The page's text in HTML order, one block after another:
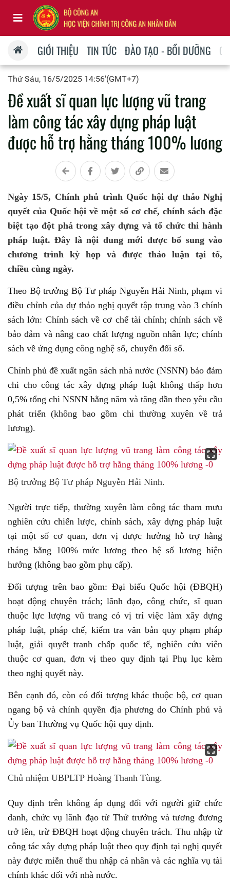
GIỚI THIỆU TIN TỨC ĐÀO TẠO - BỒI DƯỠNG
Thứ Sáu, 16/5/2025 14:56'(GMT+7)
Đề xuất sĩ quan lực lượng vũ trang
làm công tác xây dựng pháp luật
được hỗ trợ hằng tháng 100% lương
Ngày 15/5, Chính phủ trình Quốc hội dự thảo Nghị
quyết của Quốc hội về một số cơ chế, chính sách đặc
biệt tạo đột phá trong xây dựng và tổ chức thi hành
pháp luật. Đây là nội dung mới được bổ sung vào
chương trình kỳ họp và được thảo luận tại tổ,
chiều cùng ngày.
Theo Bộ trưởng Bộ Tư pháp Nguyễn Hải Ninh, phạm vi
điều chỉnh của dự thảo nghị quyết tập trung vào 3 chính
sách lớn: Chính sách về cơ chế tài chính; chính sách về
bảo đảm và nâng cao chất lượng nguồn nhân lực; chính
sách về ứng dụng công nghệ số, chuyển đổi số.
Chính phủ đề xuất ngân sách nhà nước (NSNN) bảo đảm
chi cho công tác xây dựng pháp luật không thấp hơn
0,5% tổng chi NSNN hằng năm và tăng dần theo yêu cầu
phát triển (không bao gồm chi thường xuyên về trả
lương).
Bộ trưởng Bộ Tư pháp Nguyễn Hải Ninh.
Người trực tiếp, thường xuyên làm công tác tham mưu
nghiên cứu chiến lược, chính sách, xây dựng pháp luật
tại một số cơ quan, đơn vị được hưởng hỗ trợ hằng
tháng bằng 100% mức lương theo hệ số lương hiện
hưởng (không bao gồm phụ cấp).
Đối tượng trên bao gồm: Đại biểu Quốc hội (ĐBQH)
hoạt động chuyên trách; lãnh đạo, công chức, sĩ quan
thuộc lực lượng vũ trang có vị trí việc làm xây dựng
pháp luật, pháp chế, kiểm tra văn bản quy phạm pháp
luật, giải quyết tranh chấp quốc tế, nghiên cứu viên
thuộc cơ quan, đơn vị theo quy định tại Phụ lục kèm
theo nghị quyết này.
Bên cạnh đó, còn có đối tượng khác thuộc bộ, cơ quan
ngang bộ và chính quyền địa phương do Chính phủ và
Ủy ban Thường vụ Quốc hội quy định.
Chủ nhiệm UBPLTP Hoàng Thanh Tùng.
Quy định trên không áp dụng đối với người giữ chức
danh, chức vụ lãnh đạo từ Thứ trưởng và tương đương
trở lên, trừ ĐBQH hoạt động chuyên trách. Thu nhập từ
công tác xây dựng pháp luật theo quy định tại nghị quyết
này được miễn thuế thu nhập cá nhân và các nghĩa vụ tài
chính khác đối với nhà nước.